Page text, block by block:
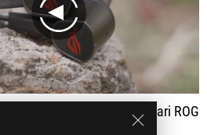
play
Earphone gaming "MURAH" dari ROG